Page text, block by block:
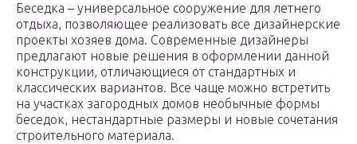
Беседка – универсальное сооружение для летнего
отдыха, позволяющее реализовать все дизайнерские
проекты хозяев дома. Современные дизайнеры
предлагают новые решения в оформлении данной
конструкции, отличающиеся от стандартных и
классических вариантов. Все чаще можно встретить
на участках загородных домов необычные формы
беседок, нестандартные размеры и новые сочетания
строительного материала.